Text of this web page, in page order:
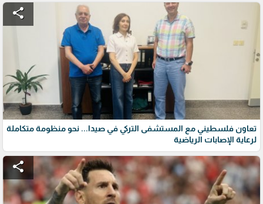
share
تعاون فلسطيني مع المستشفى التركي في صيدا... نحو منظومة متكاملة
لرعاية الإصابات الرياضية
share